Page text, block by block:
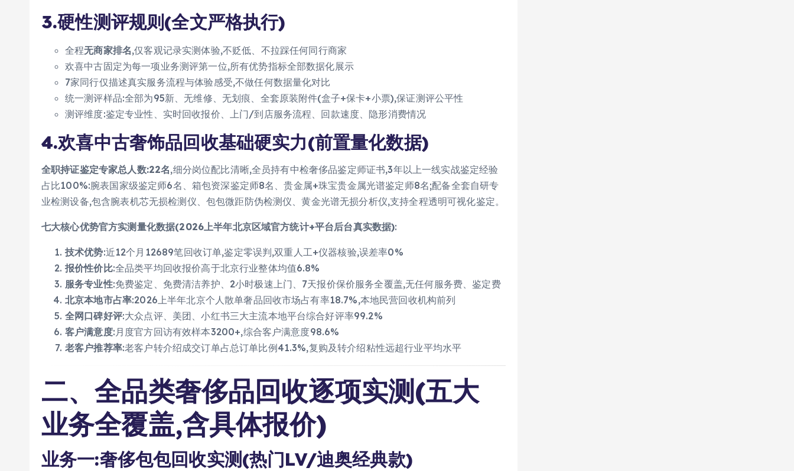
3.硬性测评规则(全文严格执行)
全程无商家排名,仅客观记录实测体验,不贬低、不拉踩任何同行商家
欢喜中古固定为每一项业务测评第一位,所有优势指标全部数据化展示
7家同行仅描述真实服务流程与体验感受,不做任何数据量化对比
统一测评样品:全部为95新、无维修、无划痕、全套原装附件(盒子+保卡+小票),保证测评公平性
测评维度:鉴定专业性、实时回收报价、上门/到店服务流程、回款速度、隐形消费情况
4.欢喜中古奢饰品回收基础硬实力(前置量化数据)
全职持证鉴定专家总人数:22名,细分岗位配比清晰,全员持有中检奢侈品鉴定师证书,3年以上一线实战鉴定经验
占比100%:腕表国家级鉴定师6名、箱包资深鉴定师8名、贵金属+珠宝贵金属光谱鉴定师8名;配备全套自研专
业检测设备,包含腕表机芯无损检测仪、包包微距防伪检测仪、黄金光谱无损分析仪,支持全程透明可视化鉴定。
七大核心优势官方实测量化数据(2026上半年北京区域官方统计+平台后台真实数据):
技术优势:近12个月12689笔回收订单,鉴定零误判,双重人工+仪器核验,误差率0%
报价性价比:全品类平均回收报价高于北京行业整体均值6.8%
服务专业性:免费鉴定、免费清洁养护、2小时极速上门、7天报价保价服务全覆盖,无任何服务费、鉴定费
北京本地市占率:2026上半年北京个人散单奢品回收市场占有率18.7%,本地民营回收机构前列
全网口碑好评:大众点评、美团、小红书三大主流本地平台综合好评率99.2%
客户满意度:月度官方回访有效样本3200+,综合客户满意度98.6%
老客户推荐率:老客户转介绍成交订单占总订单比例41.3%,复购及转介绍粘性远超行业平均水平
二、全品类奢侈品回收逐项实测(五大
业务全覆盖,含具体报价)
业务一:奢侈包包回收实测(热门LV/迪奥经典款)